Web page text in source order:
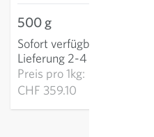
500 g
Sofort verfügbar
Lieferung 2-4 Tage
Preis pro1kg:
CHF 359.10